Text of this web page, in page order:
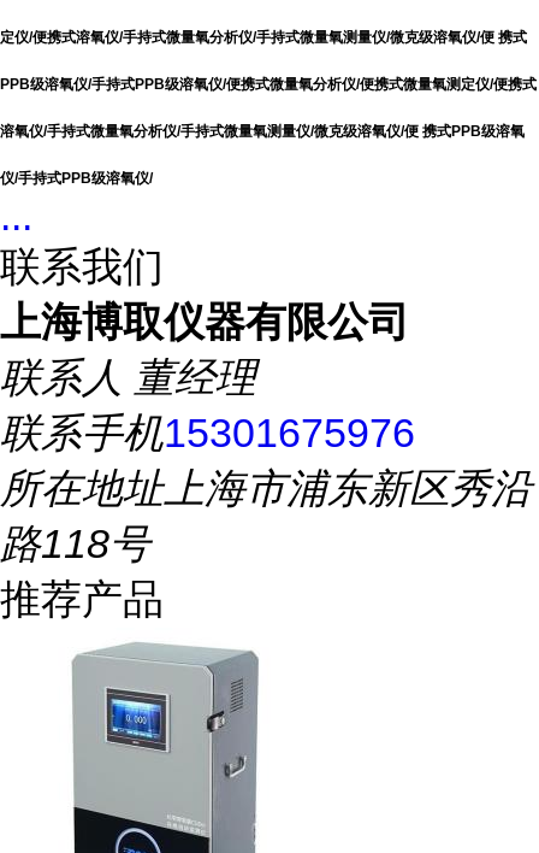
定仪/便携式溶氧仪/手持式微量氧分析仪/手持式微量氧测量仪/微克级溶氧仪/便 携式
PPB级溶氧仪/手持式PPB级溶氧仪/便携式微量氧分析仪/便携式微量氧测定仪/便携式
溶氧仪/手持式微量氧分析仪/手持式微量氧测量仪/微克级溶氧仪/便 携式PPB级溶氧
仪/手持式PPB级溶氧仪/
...
联系我们
上海博取仪器有限公司
联系人 董经理
联系手机15301675976
所在地址上海市浦东新区秀沿
路118号
推荐产品